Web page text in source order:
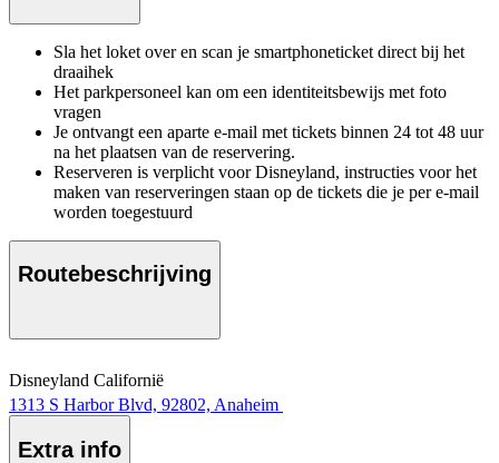
Sla het loket over en scan je smartphoneticket direct bij het
draaihek
Het parkpersoneel kan om een identiteitsbewijs met foto
vragen
Je ontvangt een aparte e-mail met tickets binnen 24 tot 48 uur
na het plaatsen van de reservering.
Reserveren is verplicht voor Disneyland, instructies voor het
maken van reserveringen staan op de tickets die je per e-mail
worden toegestuurd
Routebeschrijving
Disneyland Californië
1313 S Harbor Blvd, 92802, Anaheim
Extra info